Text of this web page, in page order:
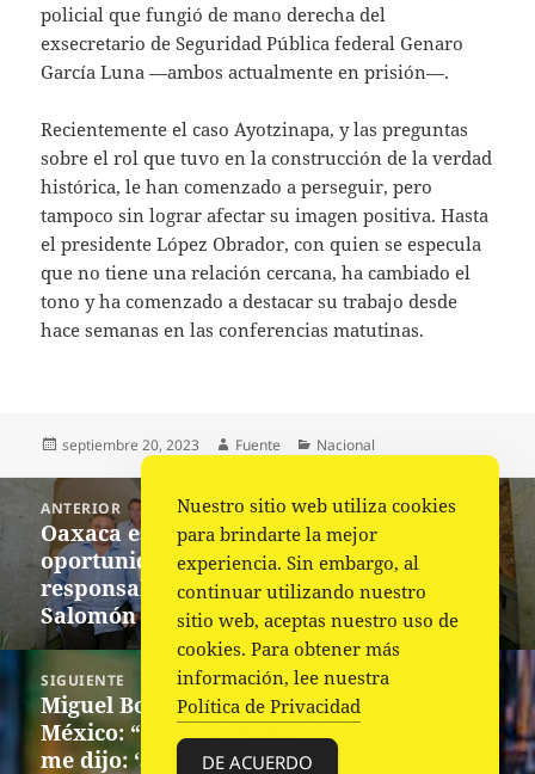
policial que fungió de mano derecha del
exsecretario de Seguridad Pública federal Genaro
García Luna —ambos actualmente en prisión—.
Recientemente el caso Ayotzinapa, y las preguntas
sobre el rol que tuvo en la construcción de la verdad
histórica, le han comenzado a perseguir, pero
tampoco sin lograr afectar su imagen positiva. Hasta
el presidente López Obrador, con quien se especula
que no tiene una relación cercana, ha cambiado el
tono y ha comenzado a destacar su trabajo desde
hace semanas en las conferencias matutinas.
Publicado
septiembre 20, 2023 Autor
Fuente Categorías
Nacional
Navegación
de
entradas
ANTERIOR
Entrada
anterior:
Oaxaca es la nueva tierra de las
oportunidades para la inversión
responsable e incluyente: Gobernador
Salomón Jara
SIGUIENTE
Siguiente
entrada:
Miguel Bosé, sobre el asalto a su casa de
México: “El ladrón se quitó la máscara y
me dijo: ‘Soy tu fan”
Nuestro sitio web utiliza cookies
para brindarte la mejor
experiencia. Sin embargo, al
continuar utilizando nuestro
sitio web, aceptas nuestro uso de
cookies. Para obtener más
información, lee nuestra
Política de Privacidad
DE ACUERDO